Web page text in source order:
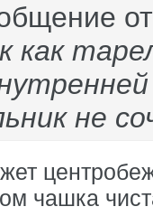
как
не
чашка